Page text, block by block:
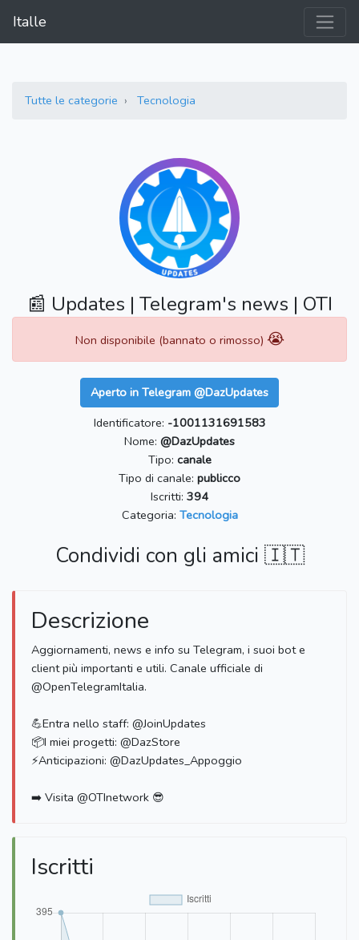
Italle
Tutte le categorie Tecnologia
📰 Updates | Telegram's news | OTI
Non disponibile (bannato o rimosso) 😭
Aperto in Telegram @DazUpdates
Identificatore: -1001131691583
Nome: @DazUpdates
Tipo: canale
Tipo di canale: publicco
Iscritti: 394
Categoria: Tecnologia
Condividi con gli amici 🇮🇹
Descrizione
Aggiornamenti, news e info su Telegram, i suoi bot e
client più importanti e utili. Canale ufficiale di
@OpenTelegramItalia.
💪Entra nello staff: @JoinUpdates
📦I miei progetti: @DazStore
⚡️Anticipazioni: @DazUpdates_Appoggio
➡️ Visita @OTInetwork 😎
Iscritti